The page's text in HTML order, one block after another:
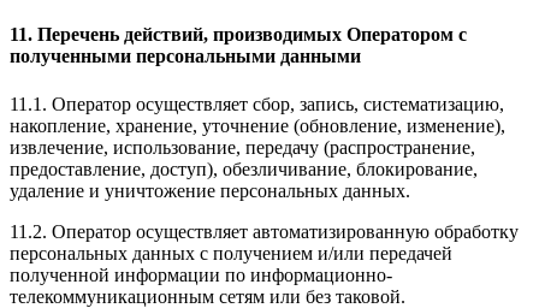
11. Перечень действий, производимых Оператором с
полученными персональными данными
11.1. Оператор осуществляет сбор, запись, систематизацию,
накопление, хранение, уточнение (обновление, изменение),
извлечение, использование, передачу (распространение,
предоставление, доступ), обезличивание, блокирование,
удаление и уничтожение персональных данных.
11.2. Оператор осуществляет автоматизированную обработку
персональных данных с получением и/или передачей
полученной информации по информационно-
телекоммуникационным сетям или без таковой.